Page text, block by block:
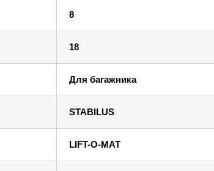
8
18
Для багажника
STABILUS
LIFT-O-MAT